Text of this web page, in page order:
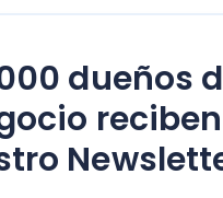
dueños
reciben